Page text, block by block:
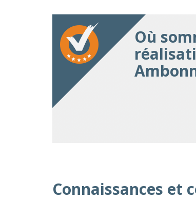
Où
Connaissances et